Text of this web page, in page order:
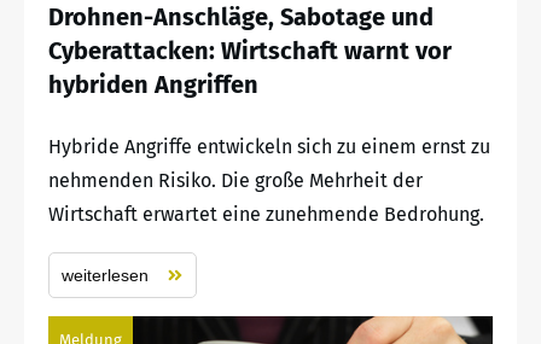
Drohnen-Anschläge, Sabotage und
Cyberattacken: Wirtschaft warnt vor
hybriden Angriffen
Hybride Angriffe entwickeln sich zu einem ernst zu
nehmenden Risiko. Die große Mehrheit der
Wirtschaft erwartet eine zunehmende Bedrohung.
weiterlesen
Meldung